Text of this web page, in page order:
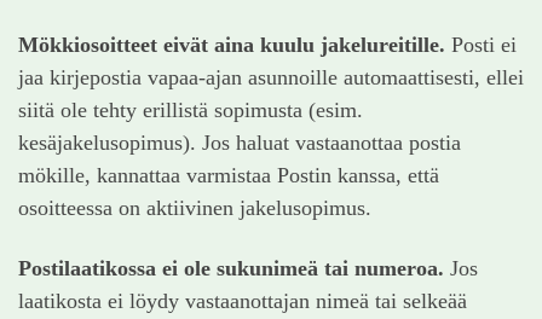
Mökkiosoitteet eivät aina kuulu jakelureitille. Posti ei
jaa kirjepostia vapaa-ajan asunnoille automaattisesti, ellei
siitä ole tehty erillistä sopimusta (esim.
kesäjakelusopimus). Jos haluat vastaanottaa postia
mökille, kannattaa varmistaa Postin kanssa, että
osoitteessa on aktiivinen jakelusopimus.
Postilaatikossa ei ole sukunimeä tai numeroa. Jos
laatikosta ei löydy vastaanottajan nimeä tai selkeää